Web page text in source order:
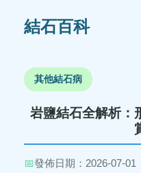
結石百科
其他結石病
岩鹽結石全解析：
📅發佈日期：2026-07-01